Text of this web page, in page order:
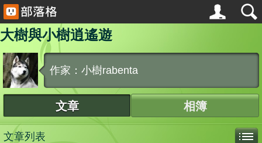
大樹與小樹逍遙遊
作家：小樹rabenta
文章 相簿
文章列表